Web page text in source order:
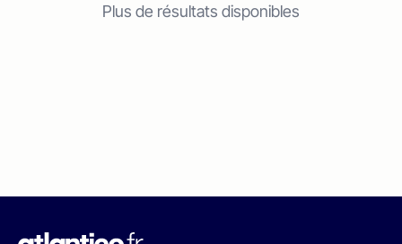
Plus de résultats disponibles